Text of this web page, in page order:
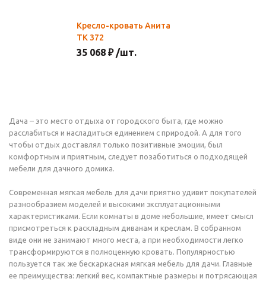
Кресло-кровать Анита
ТК 372
35 068 ₽ /шт.
Дача – это место отдыха от городского быта, где можно
расслабиться и насладиться единением с природой. А для того
чтобы отдых доставлял только позитивные эмоции, был
комфортным и приятным, следует позаботиться о подходящей
мебели для дачного домика.
Современная мягкая мебель для дачи приятно удивит покупателей
разнообразием моделей и высокими эксплуатационными
характеристиками. Если комнаты в доме небольшие, имеет смысл
присмотреться к раскладным диванам и креслам. В собранном
виде они не занимают много места, а при необходимости легко
трансформируются в полноценную кровать. Популярностью
пользуется так же бескаркасная мягкая мебель для дачи. Главные
ее преимущества: легкий вес, компактные размеры и потрясающая